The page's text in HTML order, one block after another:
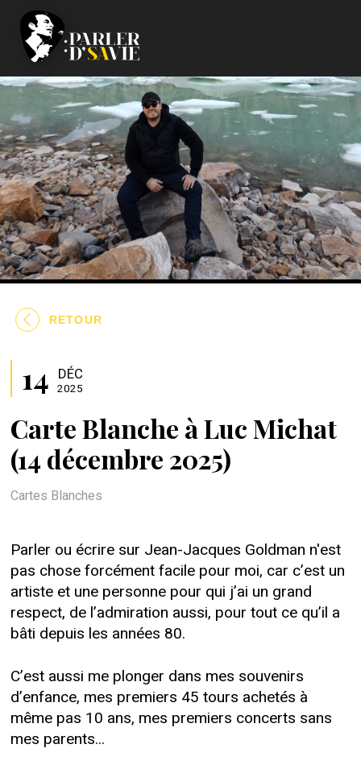
RETOUR
Carte Blanche à Luc Michat
(14 décembre 2025)
14 DÉC
2025
Cartes Blanches
Parler ou écrire sur Jean-Jacques Goldman n'est
pas chose forcément facile pour moi, car c’est un
artiste et une personne pour qui j’ai un grand
respect, de l’admiration aussi, pour tout ce qu’il a
bâti depuis les années 80.
C’est aussi me plonger dans mes souvenirs
d’enfance, mes premiers 45 tours achetés à
même pas 10 ans, mes premiers concerts sans
mes parents...